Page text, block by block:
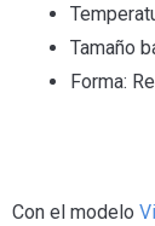
Tamaño
Forma:
Con el modelo